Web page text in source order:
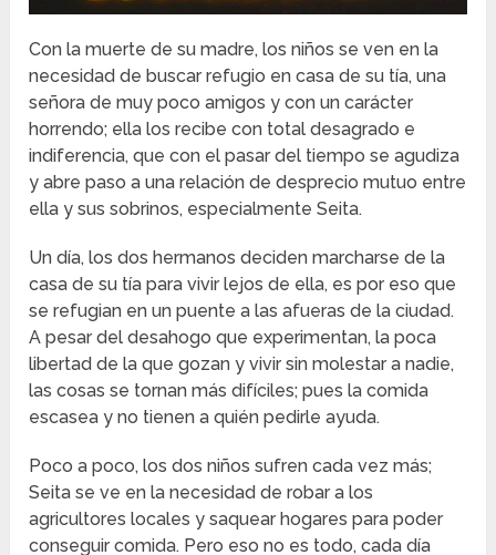
Con la muerte de su madre, los niños se ven en la
necesidad de buscar refugio en casa de su tía, una
señora de muy poco amigos y con un carácter
horrendo; ella los recibe con total desagrado e
indiferencia, que con el pasar del tiempo se agudiza
y abre paso a una relación de desprecio mutuo entre
ella y sus sobrinos, especialmente Seita.
Un día, los dos hermanos deciden marcharse de la
casa de su tía para vivir lejos de ella, es por eso que
se refugian en un puente a las afueras de la ciudad.
A pesar del desahogo que experimentan, la poca
libertad de la que gozan y vivir sin molestar a nadie,
las cosas se tornan más difíciles; pues la comida
escasea y no tienen a quién pedirle ayuda.
Poco a poco, los dos niños sufren cada vez más;
Seita se ve en la necesidad de robar a los
agricultores locales y saquear hogares para poder
conseguir comida. Pero eso no es todo, cada día